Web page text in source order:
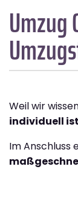
Umzug
Weil wir
individuell ist
Im Anschluss